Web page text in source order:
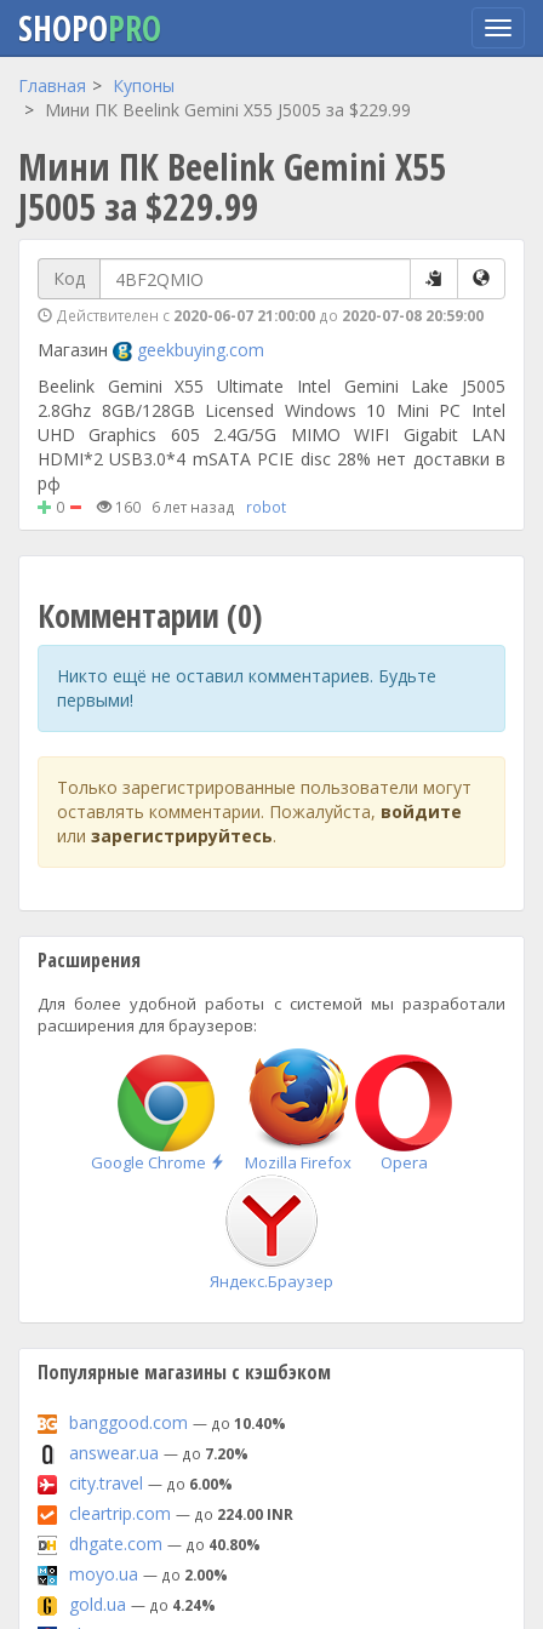
Перейти
содержанию
SHOPOPRO
Главная
Купоны
Мини ПК Beelink Gemini X55 J5005 за $229.99
Мини ПК Beelink Gemini X55
J5005 за $229.99
Код
Действителен с 2020-06-07 21:00:00 до 2020-07-08 20:59:00
Магазин
geekbuying.com
Beelink Gemini X55 Ultimate Intel Gemini Lake J5005
2.8Ghz 8GB/128GB Licensed Windows 10 Mini PC Intel
UHD Graphics 605 2.4G/5G MIMO WIFI Gigabit LAN
HDMI*2 USB3.0*4 mSATA PCIE disc 28% нет доставки в
рф
0 160 6 лет назад robot
Комментарии (0)
Никто ещё не оставил комментариев. Будьте
первыми!
Только зарегистрированные пользователи могут
оставлять комментарии. Пожалуйста, войдите
или зарегистрируйтесь.
Расширения
Для более удобной работы с системой мы разработали
расширения для браузеров:
Google Chrome
Быстрая
установка
Mozilla Firefox Opera
Яндекс.Браузер
Популярные магазины с кэшбэком
banggood.com — до 10.40%
answear.ua — до 7.20%
city.travel — до 6.00%
cleartrip.com — до 224.00 INR
dhgate.com — до 40.80%
moyo.ua — до 2.00%
gold.ua — до 4.24%